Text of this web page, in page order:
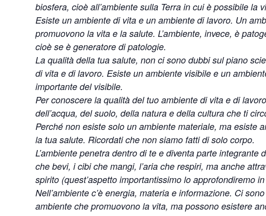
biosfera, cioè all’ambiente sulla Terra in cui è possibile la
Esiste un ambiente di vita e un ambiente di lavoro. Un
promuovono la vita e la salute. L’ambiente, invece, è
cioè se è generatore di patologie.
La qualità della tua salute, non ci sono dubbi sul piano
di vita e di lavoro. Esiste un ambiente visibile e un
importante del visibile.
Per conoscere la qualità del tuo ambiente di vita e di
dell’acqua, del suolo, della natura e della cultura che ti
Perché non esiste solo un ambiente materiale, ma esiste
la tua salute. Ricordati che non siamo fatti di solo corpo.
L’ambiente penetra dentro di te e diventa parte integrante
che bevi, i cibi che mangi, l’aria che respiri, ma anche
spirito (quest’aspetto importantissimo lo approfondiremo
Nell’ambiente c’è energia, materia e informazione. Ci
ambiente che promuovono la vita, ma possono esistere